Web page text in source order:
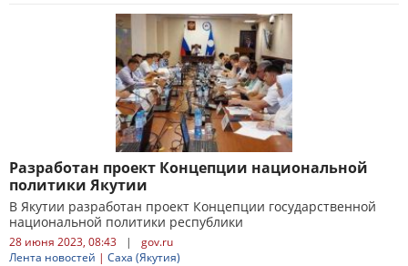
Разработан проект Концепции национальной
политики Якутии
В Якутии разработан проект Концепции государственной
национальной политики республики
28 июня 2023, 08:43 |
gov.ru
Лента новостей | Саха (Якутия)